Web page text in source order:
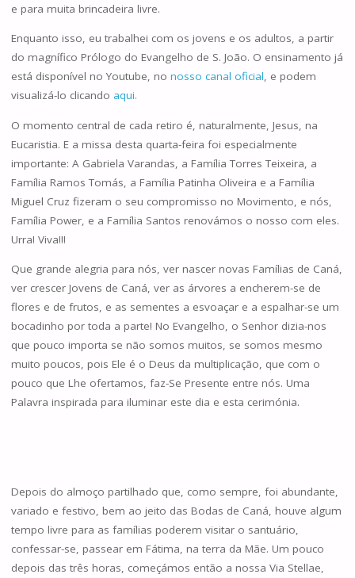
e para muita brincadeira livre.
Enquanto isso, eu trabalhei com os jovens e os adultos, a partir
do magnífico Prólogo do Evangelho de S. João. O ensinamento já
está disponível no Youtube, no nosso canal oficial, e podem
visualizá-lo clicando aqui.
O momento central de cada retiro é, naturalmente, Jesus, na
Eucaristia. E a missa desta quarta-feira foi especialmente
importante: A Gabriela Varandas, a Família Torres Teixeira, a
Família Ramos Tomás, a Família Patinha Oliveira e a Família
Miguel Cruz fizeram o seu compromisso no Movimento, e nós,
Família Power, e a Família Santos renovámos o nosso com eles.
Urra! Viva!!!
Que grande alegria para nós, ver nascer novas Famílias de Caná,
ver crescer Jovens de Caná, ver as árvores a encherem-se de
flores e de frutos, e as sementes a esvoaçar e a espalhar-se um
bocadinho por toda a parte! No Evangelho, o Senhor dizia-nos
que pouco importa se não somos muitos, se somos mesmo
muito poucos, pois Ele é o Deus da multiplicação, que com o
pouco que Lhe ofertamos, faz-Se Presente entre nós. Uma
Palavra inspirada para iluminar este dia e esta cerimónia.
Depois do almoço partilhado que, como sempre, foi abundante,
variado e festivo, bem ao jeito das Bodas de Caná, houve algum
tempo livre para as famílias poderem visitar o santuário,
confessar-se, passear em Fátima, na terra da Mãe. Um pouco
depois das três horas, começámos então a nossa Via Stellae,